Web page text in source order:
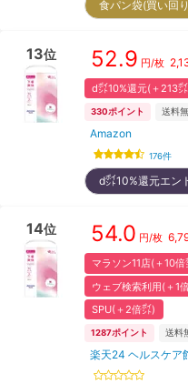
食パン袋(買い回
13位 52.9 円/枚
d㌽10%還元(＋213
330ポイント 送料
Amazon
176件
d㌽10%還元エ
14位 54.0 円/枚
マラソン11店(＋10倍
ウェブ検索利用(＋1
SPU(＋2倍㌽)
1287ポイント 送料
楽天24 ヘルスケア